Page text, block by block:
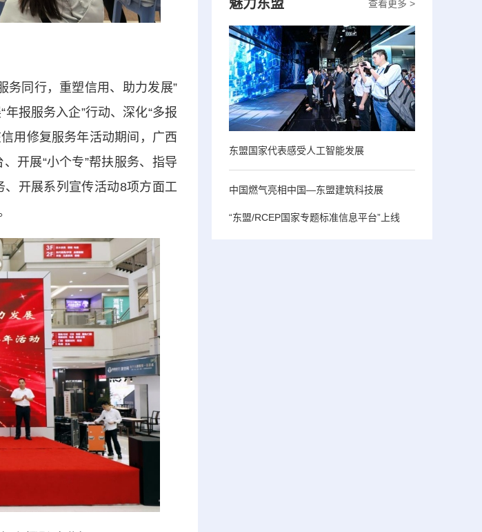
务同行，重塑信用、助力发展”
“年报服务入企”行动、深化“多报
用修复服务年活动期间，广西
、开展“小个专”帮扶服务、指导
开展系列宣传活动8项方面工
查看更多 >
魅力东盟
东盟国家代表感受人工智能发展
中国燃气亮相中国—东盟建筑科技展
“东盟/RCEP国家专题标准信息平台”上线